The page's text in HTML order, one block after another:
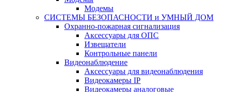
Модемы
СИСТЕМЫ БЕЗОПАСНОСТИ и УМНЫЙ ДОМ
Охранно-пожарная сигнализация
Аксессуары для ОПС
Извещатели
Контрольные панели
Видеонаблюдение
Аксессуары для видеонаблюдения
Видеокамеры IP
Видеокамеры аналоговые